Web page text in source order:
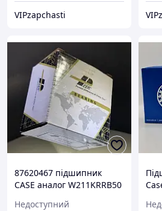
VIPzapchasti
87620467 підшипник
CASE аналог W211KRRB50
Недоступний